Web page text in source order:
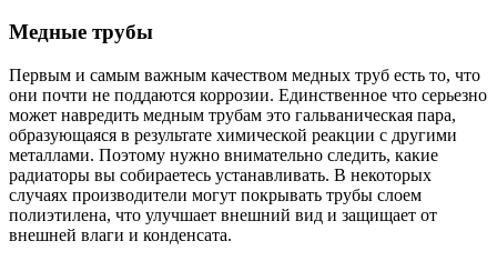
Медные трубы
Первым и самым важным качеством медных труб есть то, что
они почти не поддаются коррозии. Единственное что серьезно
может навредить медным трубам это гальваническая пара,
образующаяся в результате химической реакции с другими
металлами. Поэтому нужно внимательно следить, какие
радиаторы вы собираетесь устанавливать. В некоторых
случаях производители могут покрывать трубы слоем
полиэтилена, что улучшает внешний вид и защищает от
внешней влаги и конденсата.